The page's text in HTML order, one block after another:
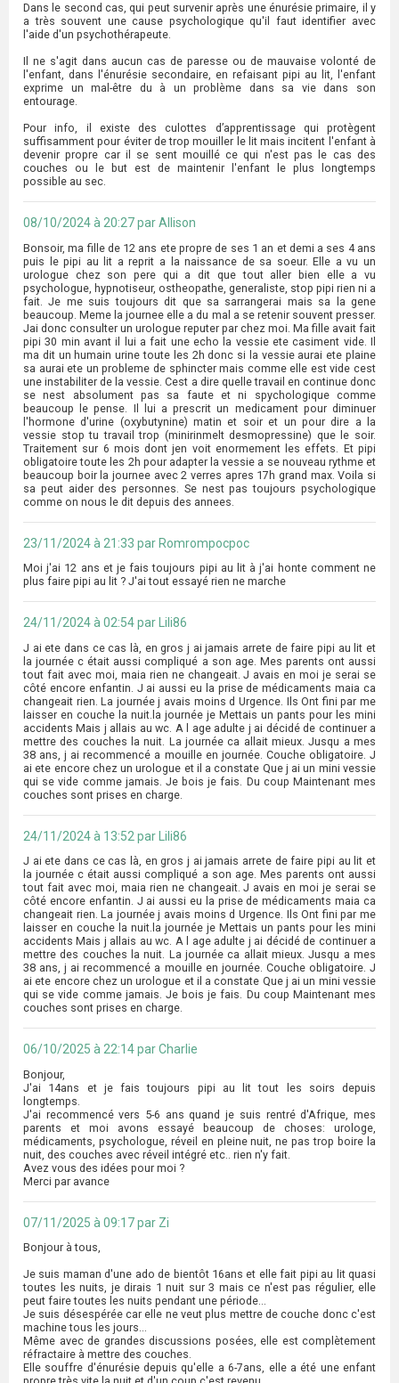
Dans le second cas, qui peut survenir après une énurésie primaire, il y
a très souvent une cause psychologique qu'il faut identifier avec
l'aide d'un psychothérapeute.
Il ne s'agit dans aucun cas de paresse ou de mauvaise volonté de
l'enfant, dans l'énurésie secondaire, en refaisant pipi au lit, l'enfant
exprime un mal-être du à un problème dans sa vie dans son
entourage.
Pour info, il existe des culottes d’apprentissage qui protègent
suffisamment pour éviter de trop mouiller le lit mais incitent l'enfant à
devenir propre car il se sent mouillé ce qui n'est pas le cas des
couches ou le but est de maintenir l'enfant le plus longtemps
possible au sec.
08/10/2024 à 20:27 par Allison
Bonsoir, ma fille de 12 ans ete propre de ses 1 an et demi a ses 4 ans
puis le pipi au lit a reprit a la naissance de sa soeur. Elle a vu un
urologue chez son pere qui a dit que tout aller bien elle a vu
psychologue, hypnotiseur, ostheopathe, generaliste, stop pipi rien ni a
fait. Je me suis toujours dit que sa sarrangerai mais sa la gene
beaucoup. Meme la journee elle a du mal a se retenir souvent presser.
Jai donc consulter un urologue reputer par chez moi. Ma fille avait fait
pipi 30 min avant il lui a fait une echo la vessie ete casiment vide. Il
ma dit un humain urine toute les 2h donc si la vessie aurai ete plaine
sa aurai ete un probleme de sphincter mais comme elle est vide cest
une instabiliter de la vessie. Cest a dire quelle travail en continue donc
se nest absolument pas sa faute et ni spychologique comme
beaucoup le pense. Il lui a prescrit un medicament pour diminuer
l'hormone d'urine (oxybutynine) matin et soir et un pour dire a la
vessie stop tu travail trop (minirinmelt desmopressine) que le soir.
Traitement sur 6 mois dont jen voit enormement les effets. Et pipi
obligatoire toute les 2h pour adapter la vessie a se nouveau rythme et
beaucoup boir la journee avec 2 verres apres 17h grand max. Voila si
sa peut aider des personnes. Se nest pas toujours psychologique
comme on nous le dit depuis des annees.
23/11/2024 à 21:33 par Romrompocpoc
Moi j'ai 12 ans et je fais toujours pipi au lit à j'ai honte comment ne
plus faire pipi au lit ? J'ai tout essayé rien ne marche
24/11/2024 à 02:54 par Lili86
J ai ete dans ce cas là, en gros j ai jamais arrete de faire pipi au lit et
la journée c était aussi compliqué a son age. Mes parents ont aussi
tout fait avec moi, maia rien ne changeait. J avais en moi je serai se
côté encore enfantin. J ai aussi eu la prise de médicaments maia ca
changeait rien. La journée j avais moins d Urgence. Ils Ont fini par me
laisser en couche la nuit.la journée je Mettais un pants pour les mini
accidents Mais j allais au wc. A l age adulte j ai décidé de continuer a
mettre des couches la nuit. La journée ca allait mieux. Jusqu a mes
38 ans, j ai recommencé a mouille en journée. Couche obligatoire. J
ai ete encore chez un urologue et il a constate Que j ai un mini vessie
qui se vide comme jamais. Je bois je fais. Du coup Maintenant mes
couches sont prises en charge.
24/11/2024 à 13:52 par Lili86
J ai ete dans ce cas là, en gros j ai jamais arrete de faire pipi au lit et
la journée c était aussi compliqué a son age. Mes parents ont aussi
tout fait avec moi, maia rien ne changeait. J avais en moi je serai se
côté encore enfantin. J ai aussi eu la prise de médicaments maia ca
changeait rien. La journée j avais moins d Urgence. Ils Ont fini par me
laisser en couche la nuit.la journée je Mettais un pants pour les mini
accidents Mais j allais au wc. A l age adulte j ai décidé de continuer a
mettre des couches la nuit. La journée ca allait mieux. Jusqu a mes
38 ans, j ai recommencé a mouille en journée. Couche obligatoire. J
ai ete encore chez un urologue et il a constate Que j ai un mini vessie
qui se vide comme jamais. Je bois je fais. Du coup Maintenant mes
couches sont prises en charge.
06/10/2025 à 22:14 par Charlie
Bonjour,
J'ai 14ans et je fais toujours pipi au lit tout les soirs depuis
longtemps.
J'ai recommencé vers 5-6 ans quand je suis rentré d'Afrique, mes
parents et moi avons essayé beaucoup de choses: urologe,
médicaments, psychologue, réveil en pleine nuit, ne pas trop boire la
nuit, des couches avec réveil intégré etc.. rien n'y fait.
Avez vous des idées pour moi ?
Merci par avance
07/11/2025 à 09:17 par Zi
Bonjour à tous,
Je suis maman d'une ado de bientôt 16ans et elle fait pipi au lit quasi
toutes les nuits, je dirais 1 nuit sur 3 mais ce n'est pas régulier, elle
peut faire toutes les nuits pendant une période...
Je suis désespérée car elle ne veut plus mettre de couche donc c'est
machine tous les jours...
Même avec de grandes discussions posées, elle est complètement
réfractaire à mettre des couches.
Elle souffre d'énurésie depuis qu'elle a 6-7ans, elle a été une enfant